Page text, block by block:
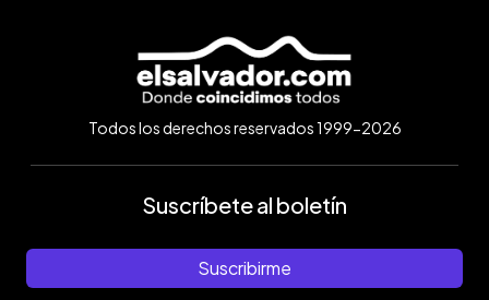
Todos los derechos reservados 1999-2026
Suscríbete al boletín
Suscribirme